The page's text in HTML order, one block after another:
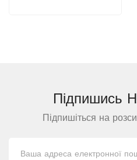
Підпишись
Підпишіться на